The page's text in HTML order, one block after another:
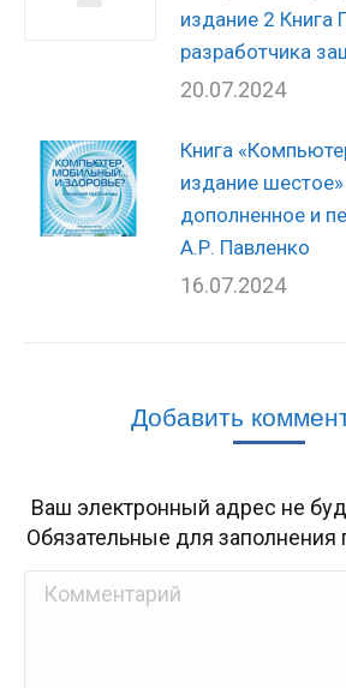
издание 2 Книга
разработчика
20.07.2024
Книга
издание
дополненное и
А.Р. Павленко
16.07.2024
Добавить
Ваш электронный адрес не
Обязательные для
Комментарий